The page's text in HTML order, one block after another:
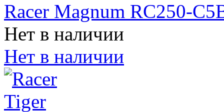
Racer Magnum RC250-
Нет в наличии
Нет в наличии